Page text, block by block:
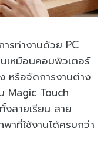
รทำงานด้วย PC
เหมือนคอมพิวเตอร์
หรือจัดการงานต่าง
Magic Touch
งสายเรียน สาย
าที่ใช้งานได้ครบกว่า